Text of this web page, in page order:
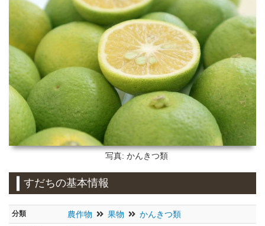
写真: かんきつ類
すだちの基本情報
分類 農作物 果物 かんきつ類